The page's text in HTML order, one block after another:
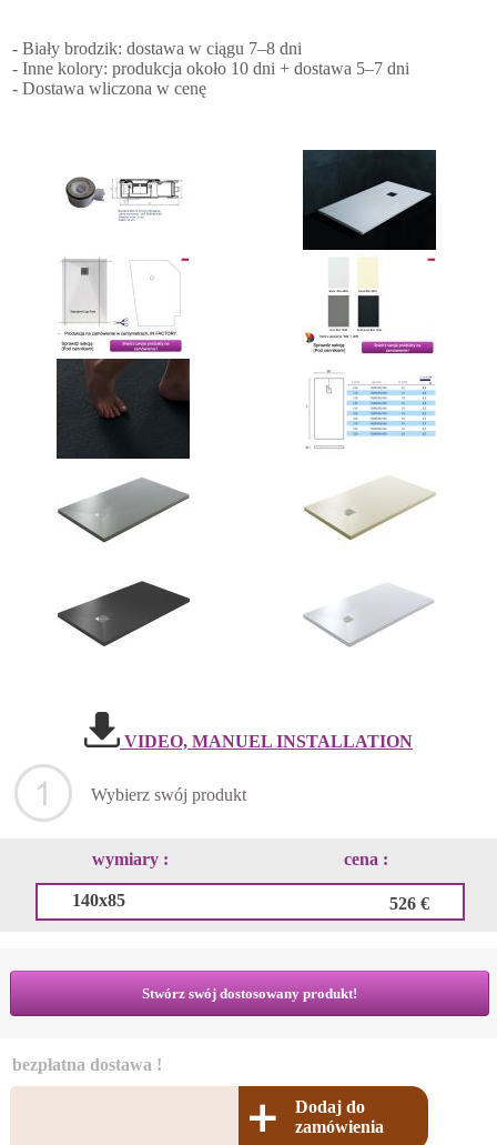
- Biały brodzik: dostawa w ciągu 7–8 dni
- Inne kolory: produkcja około 10 dni + dostawa 5–7 dni
- Dostawa wliczona w cenę
VIDEO, MANUEL INSTALLATION
Wybierz swój produkt
wymiary : cena :
140x85 526 €
Stwórz swój dostosowany produkt!
bezpłatna dostawa !
Dodaj do
zamówienia